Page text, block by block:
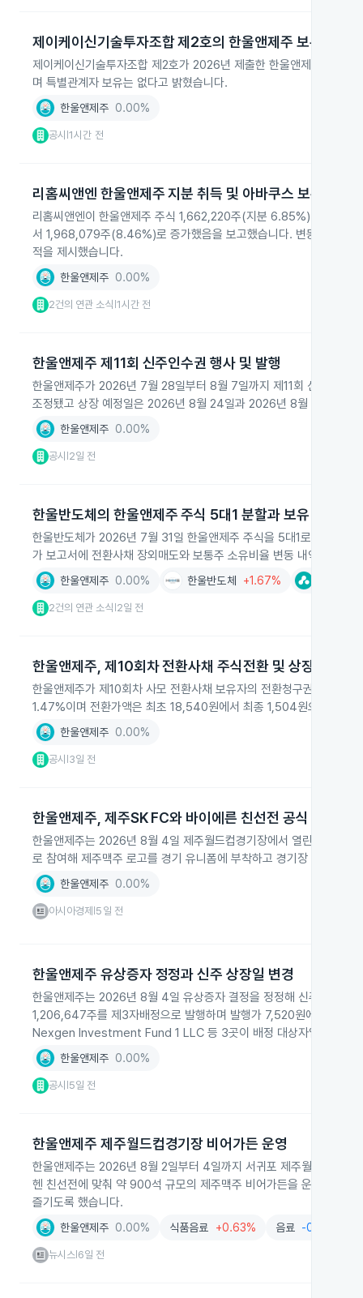
제이케이신기술투자조합 제2호의 한울앤제주 보유변동
제이케이신기술투자조합 제2호가 2026년 제출한 한울앤제주 약식
며 특별관계자 보유는 없다고 밝혔습니다.
한울앤제주 0.00%
공시 |1시간 전
리홈씨앤엔 한울앤제주 지분 취득 및 아바쿠스 보유 증가
리홈씨앤엔이 한울앤제주 주식 1,662,220주(지분 6.85%) 보유를
서 1,968,079주(8.46%)로 증가했음을 보고했습니다. 변동 원인으
적을 제시했습니다.
한울앤제주 0.00%
2건의 연관 소식 1시간 전
한울앤제주 제11회 신주인수권 행사 및 발행
한울앤제주가 2026년 7월 28일부터 8월 7일까지 제11회 신주인수
조정됐고 상장 예정일은 2026년 8월 24일과 2026년 8월 31일입니
한울앤제주 0.00%
공시 2일 전
한울반도체의 한울앤제주 주식 5대1 분할과 보유 변동
한울반도체가 2026년 7월 31일 한울앤제주 주식을 5대1로 분할해
가 보고서에 전환사채 장외매도와 보통주 소유비율 변동 내역이 포함
한울앤제주 0.00% 한울반도체 +1.67%
2건의 연관 소식 2일 전
한울앤제주, 제10회차 전환사채 주식전환 및 상장
한울앤제주가 제10회차 사모 전환사채 보유자의 전환청구권 행사
1.47%이며 전환가액은 최초 18,540원에서 최종 1,504원으로 조정
한울앤제주 0.00%
공시 3일 전
한울앤제주, 제주SK FC와 바이에른 친선전 공식 스폰서
한울앤제주는 2026년 8월 4일 제주월드컵경기장에서 열린 제주SK
로 참여해 제주맥주 로고를 경기 유니폼에 부착하고 경기장 안팎에서
한울앤제주 0.00%
아시아경제 5일 전
한울앤제주 유상증자 정정과 신주 상장일 변경
한울앤제주는 2026년 8월 4일 유상증자 결정을 정정해 신주권 교부
1,206,647주를 제3자배정으로 발행하며 발행가 7,520원에 기준주
Nexgen Investment Fund 1 LLC 등 3곳이 배정 대상자입니다.
한울앤제주 0.00%
공시 5일 전
한울앤제주 제주월드컵경기장 비어가든 운영
한울앤제주는 2026년 8월 2일부터 4일까지 서귀포 제주월드컵경기
헨 친선전에 맞춰 약 900석 규모의 제주맥주 비어가든을 운영해 경
즐기도록 했습니다.
한울앤제주 0.00% 식품음료 +0.63% 음료 -0.61%
뉴시스 6일 전